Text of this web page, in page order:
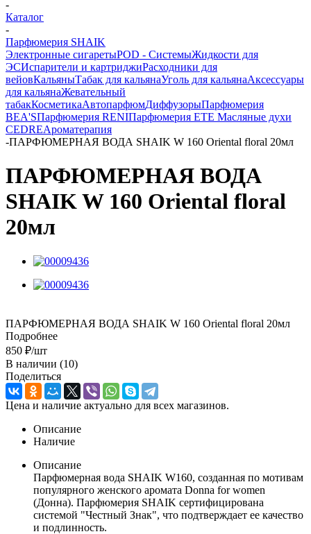
-
Каталог
-
Парфюмерия SHAIK
Электронные сигаретыPOD - СистемыЖидкости для
ЭСИспарители и картриджиРасходники для
вейовКальяныТабак для кальянаУголь для кальянаАксессуары
для кальянаЖевательный
табакКосметикаАвтопарфюмДиффузорыПарфюмерия
BEA'SПарфюмерия RENIПарфюмерия ETE Масляные духи
CEDREАроматерапия
-ПАРФЮМЕРНАЯ ВОДА SHAIK W 160 Oriental floral 20мл
ПАРФЮМЕРНАЯ ВОДА
SHAIK W 160 Oriental floral
20мл
ПАРФЮМЕРНАЯ ВОДА SHAIK W 160 Oriental floral 20мл
Подробнее
850 ₽/шт
В наличии (10)
Поделиться
Цена и наличие актуально для всех магазинов.
Описание
Наличие
Описание
Парфюмерная вода SHAIK W160, созданная по мотивам
популярного женского аромата Donna for women
(Донна). Парфюмерия SHAIK сертифицирована
системой "Честный Знак", что подтверждает ее качество
и подлинность.